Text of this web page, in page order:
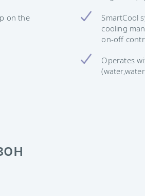
on the
SmartCool
cooling
on-off
Operates